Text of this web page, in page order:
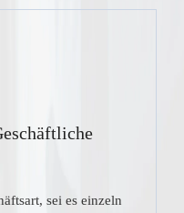
sei es einzeln